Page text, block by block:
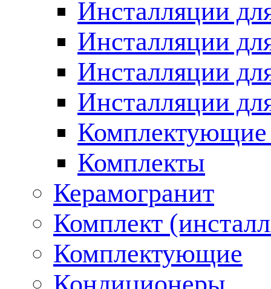
Инсталляции
Инсталляции
Инсталляции
Инсталляции
Комплектующие
Комплекты
Керамогранит
Комплект
Комплектующие